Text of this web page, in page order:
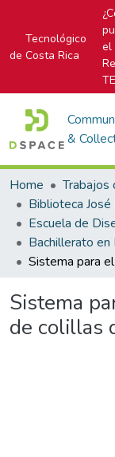
Tecnológico
de Costa Rica
el
&
Home
Trabajos
Escuela de
Sistema
de colillas